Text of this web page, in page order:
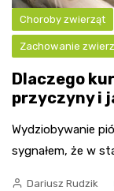
Choroby zwierząt
Zachowanie
Dlaczego
przyczyny i
Wydziobywanie
sygnałem, że w
Dariusz Rudzik